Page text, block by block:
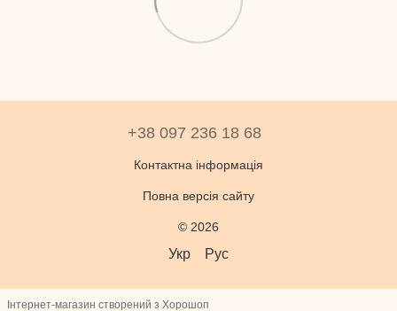
+38 097 236 18 68
Контактна інформація
Повна версія сайту
© 2026
Укр Рус
Інтернет-магазин створений з Хорошоп